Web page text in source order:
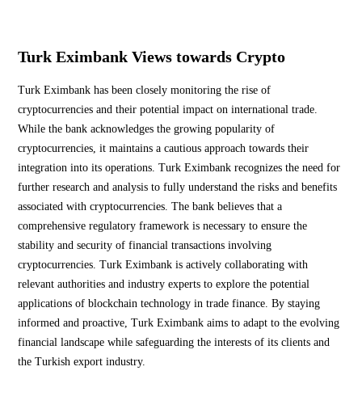
Turk Eximbank Views towards Crypto
Turk Eximbank has been closely monitoring the rise of
cryptocurrencies and their potential impact on international trade.
While the bank acknowledges the growing popularity of
cryptocurrencies, it maintains a cautious approach towards their
integration into its operations. Turk Eximbank recognizes the need for
further research and analysis to fully understand the risks and benefits
associated with cryptocurrencies. The bank believes that a
comprehensive regulatory framework is necessary to ensure the
stability and security of financial transactions involving
cryptocurrencies. Turk Eximbank is actively collaborating with
relevant authorities and industry experts to explore the potential
applications of blockchain technology in trade finance. By staying
informed and proactive, Turk Eximbank aims to adapt to the evolving
financial landscape while safeguarding the interests of its clients and
the Turkish export industry.